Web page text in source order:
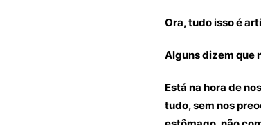
Ora, tudo isso é
Alguns dizem que
Está na hora de
tudo, sem nos